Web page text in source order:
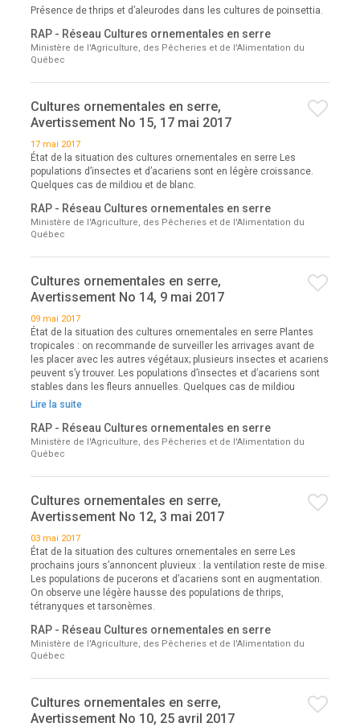
Présence de thrips et d’aleurodes dans les cultures de poinsettia.
RAP - Réseau Cultures ornementales en serre
Ministère de l'Agriculture, des Pêcheries et de l'Alimentation du
Québec
Cultures ornementales en serre,
Avertissement No 15, 17 mai 2017
17 mai 2017
État de la situation des cultures ornementales en serre Les
populations d’insectes et d’acariens sont en légère croissance.
Quelques cas de mildiou et de blanc.
RAP - Réseau Cultures ornementales en serre
Ministère de l'Agriculture, des Pêcheries et de l'Alimentation du
Québec
Cultures ornementales en serre,
Avertissement No 14, 9 mai 2017
09 mai 2017
État de la situation des cultures ornementales en serre Plantes
tropicales : on recommande de surveiller les arrivages avant de
les placer avec les autres végétaux; plusieurs insectes et acariens
peuvent s’y trouver. Les populations d’insectes et d’acariens sont
stables dans les fleurs annuelles. Quelques cas de mildiou
Lire la suite
RAP - Réseau Cultures ornementales en serre
Ministère de l'Agriculture, des Pêcheries et de l'Alimentation du
Québec
Cultures ornementales en serre,
Avertissement No 12, 3 mai 2017
03 mai 2017
État de la situation des cultures ornementales en serre Les
prochains jours s’annoncent pluvieux : la ventilation reste de mise.
Les populations de pucerons et d’acariens sont en augmentation.
On observe une légère hausse des populations de thrips,
tétranyques et tarsonèmes.
RAP - Réseau Cultures ornementales en serre
Ministère de l'Agriculture, des Pêcheries et de l'Alimentation du
Québec
Cultures ornementales en serre,
Avertissement No 10, 25 avril 2017